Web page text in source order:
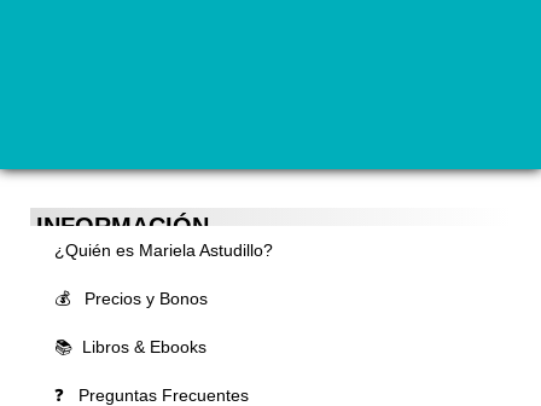
INFORMACIÓN
¿Quién es Mariela Astudillo?
💰 Precios y Bonos
📚 Libros & Ebooks
❓ Preguntas Frecuentes